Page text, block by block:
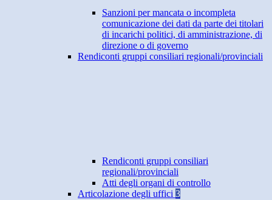
Sanzioni per mancata o incompleta
comunicazione dei dati da parte dei titolari
di incarichi politici, di amministrazione, di
direzione o di governo
Rendiconti gruppi consiliari regionali/provinciali
Rendiconti gruppi consiliari
regionali/provinciali
Atti degli organi di controllo
Articolazione degli uffici 3